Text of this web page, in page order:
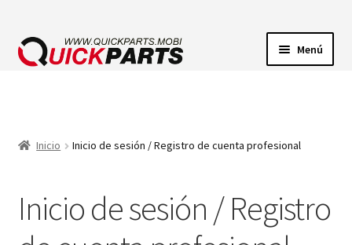
Menú
CLAXONES
Inicio Inicio de sesión / Registro de cuenta profesional
Inicio de sesión / Registro